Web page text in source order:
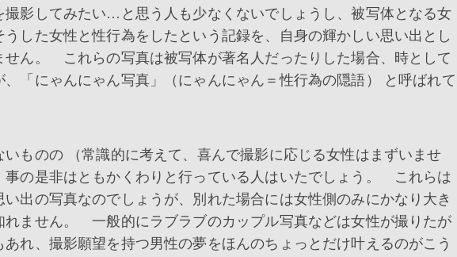
影してみたい…と思う人も少なくないでしょうし、被写体となる女
した女性と性行為をしたという記録を、自身の輝かしい思い出とし
せん。 これらの写真は被写体が著名人だったりした場合、時として
「にゃんにゃん写真」（にゃんにゃん＝性行為の隠語） と呼ばれて
ものの （常識的に考えて、喜んで撮影に応じる女性はまずいませ
事の是非はともかくわりと行っている人はいたでしょう。 これらは
出の写真なのでしょうが、別れた場合には女性側のみにかなり大き
れません。 一般的にラブラブのカップル写真などは女性が撮りたが
れ、撮影願望を持つ男性の夢をほんのちょっとだけ叶えるのがこう